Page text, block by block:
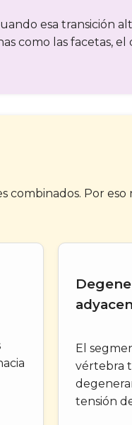
esa transición
como las facetas, el
Por
El
vértebra
tensión